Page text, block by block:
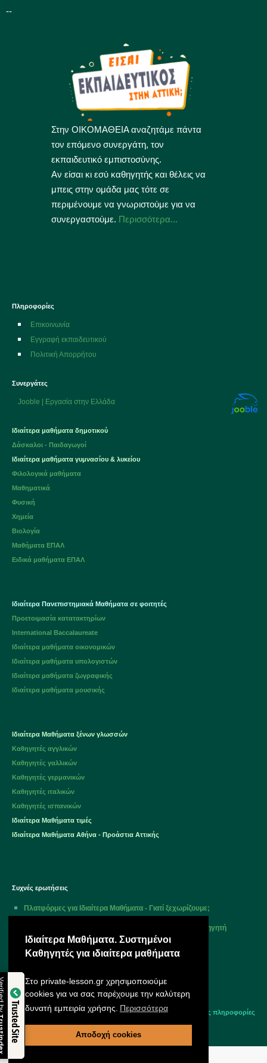
Ιδιαίτερα Μαθήματα. Συστημένοι
Καθηγητές για ιδιαίτερα μαθήματα
Στο private-lesson.gr χρησιμοποιούμε
cookies για να σας παρέχουμε την καλύτερη
δυνατή εμπειρία χρήσης. Περισσότερα
Αποδοχή cookies
--
Στην ΟΙΚΟΜΑΘΕΙΑ αναζητάμε πάντα
τον επόμενο συνεργάτη, τον
εκπαιδευτικό εμπιστοσύνης.
Αν είσαι κι εσύ καθηγητής και θέλεις να
μπεις στην ομάδα μας τότε σε
περιμένουμε να γνωριστούμε για να
συνεργαστούμε. Περισσότερα...
Πληροφορίες
Επικοινωνία
Εγγραφή εκπαιδευτικού
Πολιτική Απορρήτου
Συνεργάτες
Jooble | Εργασία στην Ελλάδα
Ιδιαίτερα μαθήματα δημοτικού
Δάσκαλοι - Παιδαγωγοί
Ιδιαίτερα μαθήματα γυμνασίου & λυκείου
Φιλολογικά μαθήματα
Μαθηματικά
Φυσική
Χημεία
Βιολογία
Μαθήματα ΕΠΑΛ
Ειδικά μαθήματα ΕΠΑΛ
Ιδιαίτερα Πανεπιστημιακά Μαθήματα σε φοιτητές
Προετοιμασία κατατακτηρίων
International Baccalaureate
Ιδιαίτερα μαθήματα οικονομικών
Ιδιαίτερα μαθήματα υπολογιστών
Ιδιαίτερα μαθήματα ζωγραφικής
Ιδιαίτερα μαθήματα μουσικής
Ιδιαίτερα Μαθήματα ξένων γλωσσών
Καθηγητές αγγλικών
Καθηγητές γαλλικών
Καθηγητές γερμανικών
Καθηγητές ιταλικών
Καθηγητές ισπανικών
Ιδιαίτερα Μαθήματα τιμές
Ιδιαίτερα Μαθήματα Αθήνα - Προάστια Αττικής
Συχνές ερωτήσεις
Πλατφόρμες για Ιδιαίτερα Μαθήματα - Γιατί ξεχωρίζουμε;
Πώς λειτουργεί; Ποια είναι η διαδικασία για να βρω καθηγητή
ιδιαιτέρων μαθημάτων;
Πώς εξοικονομώ χρόνο επιλέγοντας την Οικομάθεια;
Υπάρχει κάποια χρέωση;
Πότε θα έχω κάποια απάντηση;
περισσότερες πληροφορίες
Trusted Site
Verified by
Trustindex